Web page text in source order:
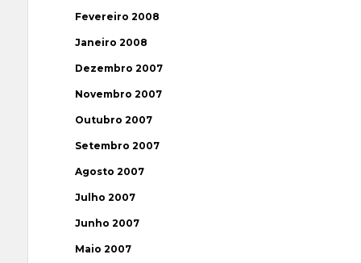
Fevereiro 2008
Janeiro 2008
Dezembro 2007
Novembro 2007
Outubro 2007
Setembro 2007
Agosto 2007
Julho 2007
Junho 2007
Maio 2007